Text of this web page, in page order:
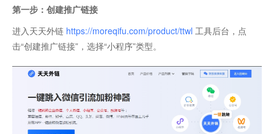
第一步：创建推广链接
进入天天外链 https://moreqifu.com/product/ttwl 工具后台，点
击“创建推广链接”，选择“小程序”类型。